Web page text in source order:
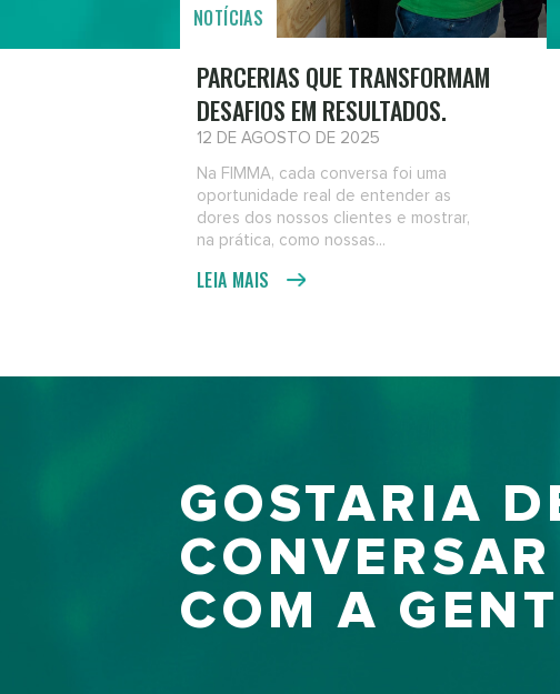
NOTÍCIAS
PARCERIAS QUE TRANSFORMAM
DESAFIOS EM RESULTADOS.
12 DE AGOSTO DE 2025
Na FIMMA, cada conversa foi uma
oportunidade real de entender as
dores dos nossos clientes e mostrar,
na prática, como nossas...
LEIA MAIS
GOSTARIA
CONVERSAR
COM A